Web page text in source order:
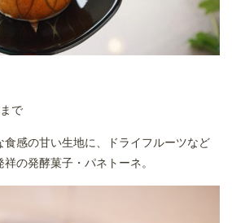
で
感の甘い生地に、ドライフルーツなど
の発酵菓子・パネトーネ。